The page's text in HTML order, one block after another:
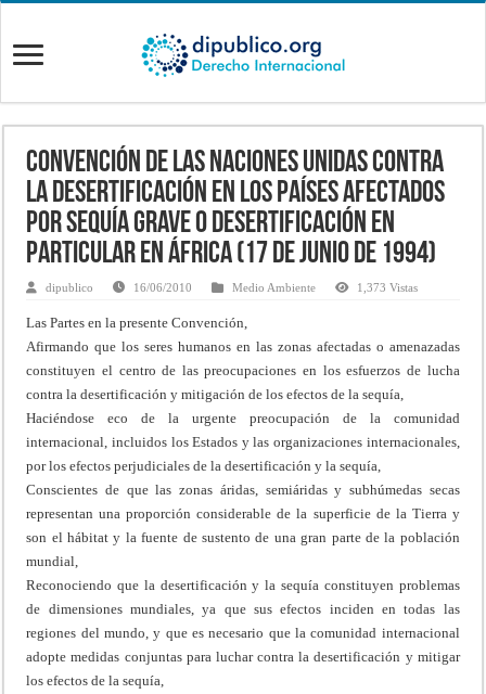
Convención de las Naciones Unidas contra
la desertificación en los países afectados
por sequía grave o desertificación en
particular en África (17 de junio de 1994)
dipublico 16/06/2010 Medio Ambiente 1,373 Vistas
Las Partes en la presente Convención,
Afirmando que los seres humanos en las zonas afectadas o amenazadas
constituyen el centro de las preocupaciones en los esfuerzos de lucha
contra la desertificación y mitigación de los efectos de la sequía,
Haciéndose eco de la urgente preocupación de la comunidad
internacional, incluidos los Estados y las organizaciones internacionales,
por los efectos perjudiciales de la desertificación y la sequía,
Conscientes de que las zonas áridas, semiáridas y subhúmedas secas
representan una proporción considerable de la superficie de la Tierra y
son el hábitat y la fuente de sustento de una gran parte de la población
mundial,
Reconociendo que la desertificación y la sequía constituyen problemas
de dimensiones mundiales, ya que sus efectos inciden en todas las
regiones del mundo, y que es necesario que la comunidad internacional
adopte medidas conjuntas para luchar contra la desertificación y mitigar
los efectos de la sequía,